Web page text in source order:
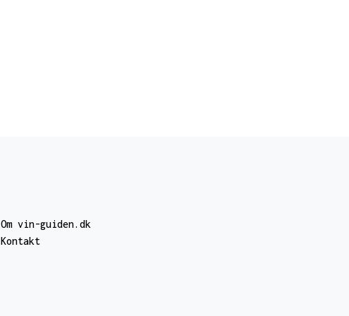
Om vin-guiden.dk
Kontakt